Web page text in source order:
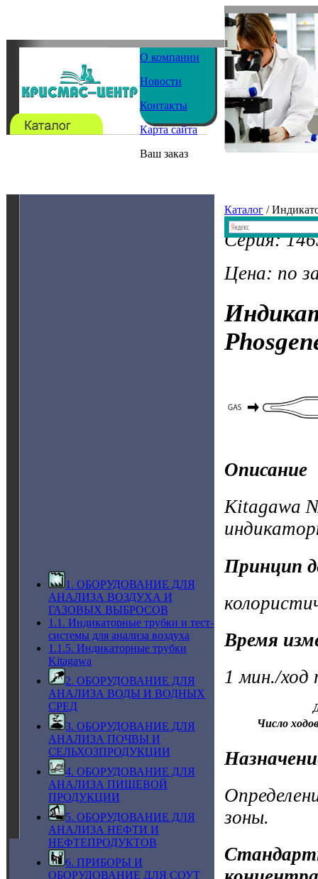
О компании
Новости
Контакты
Карта сайта
Ваш заказ
1. ОБОРУДОВАНИЕ ДЛЯ
АНАЛИЗА ВОЗДУХА И
ГАЗОВЫХ ВЫБРОСОВ
1.1. Индикаторные трубки и тест-
системы для анализа воздуха
1.1.5. Индикаторные трубки
Kitagawa
2. ОБОРУДОВАНИЕ ДЛЯ
АНАЛИЗА ВОДЫ И ВОДНЫХ
СРЕД
3. ОБОРУДОВАНИЕ ДЛЯ
АНАЛИЗА ПОЧВЫ И
СЕЛЬХОЗПРОДУКЦИИ
4. ОБОРУДОВАНИЕ ДЛЯ
АНАЛИЗА ПИЩЕВОЙ
ПРОДУКЦИИ
5. ОБОРУДОВАНИЕ ДЛЯ
АНАЛИЗА НЕФТИ И
НЕФТЕПРОДУКТОВ
6. ПРИБОРЫ И
ОБОРУДОВАНИЕ ДЛЯ СОУТ
Каталог /
Серия:
Цена: по
Описание
Kitagawa
Принцип
Время
1 мин./ход
Число
зоны.